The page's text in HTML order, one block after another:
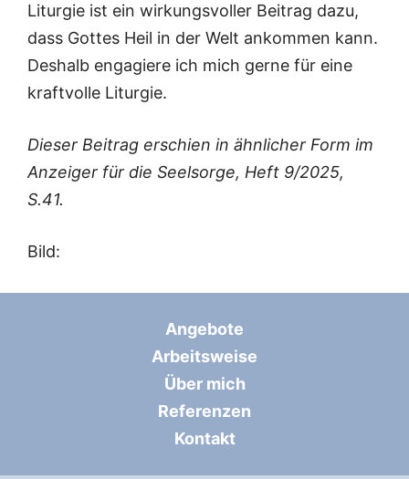
Liturgie ist ein wirkungsvoller Beitrag dazu,
dass Gottes Heil in der Welt ankommen kann.
Deshalb engagiere ich mich gerne für eine
kraftvolle Liturgie.
Dieser Beitrag erschien in ähnlicher Form im
Anzeiger für die Seelsorge, Heft 9/2025,
S.41.
Bild:
Angebote
Arbeitsweise
Über mich
Referenzen
Kontakt